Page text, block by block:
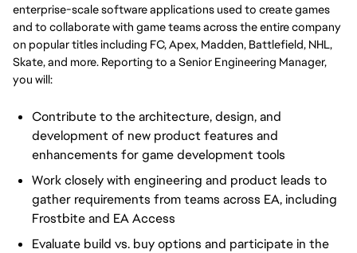
enterprise-scale software applications used to create games
and to collaborate with game teams across the entire company
on popular titles including FC, Apex, Madden, Battlefield, NHL,
Skate, and more. Reporting to a Senior Engineering Manager,
you will:
Contribute to the architecture, design, and
development of new product features and
enhancements for game development tools
Work closely with engineering and product leads to
gather requirements from teams across EA, including
Frostbite and EA Access
Evaluate build vs. buy options and participate in the